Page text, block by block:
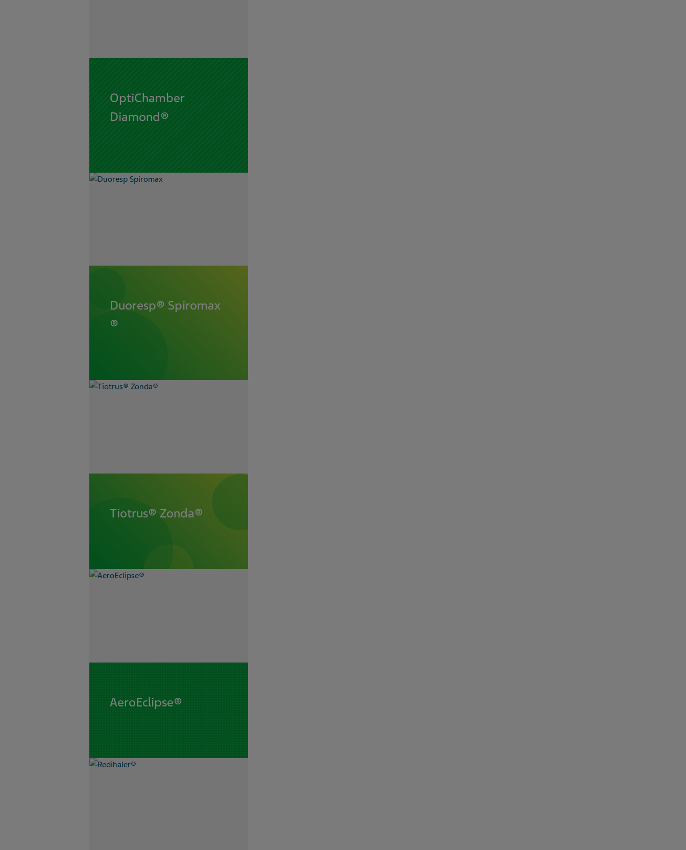
OptiChamber
Diamond®
Duoresp® Spiromax
®
Tiotrus® Zonda®
AeroEclipse®